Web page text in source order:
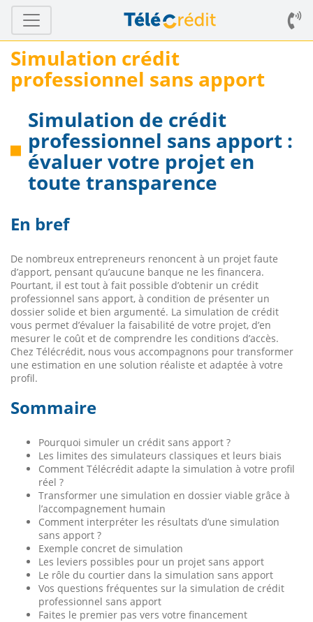
Simulation crédit
professionnel sans apport
Simulation de crédit
professionnel sans apport :
évaluer votre projet en
toute transparence
En bref
De nombreux entrepreneurs renoncent à un projet faute
d’apport, pensant qu’aucune banque ne les financera.
Pourtant, il est tout à fait possible d’obtenir un crédit
professionnel sans apport, à condition de présenter un
dossier solide et bien argumenté. La simulation de crédit
vous permet d’évaluer la faisabilité de votre projet, d’en
mesurer le coût et de comprendre les conditions d’accès.
Chez Télécrédit, nous vous accompagnons pour transformer
une estimation en une solution réaliste et adaptée à votre
profil.
Sommaire
Pourquoi simuler un crédit sans apport ?
Les limites des simulateurs classiques et leurs biais
Comment Télécrédit adapte la simulation à votre profil
réel ?
Transformer une simulation en dossier viable grâce à
l’accompagnement humain
Comment interpréter les résultats d’une simulation
sans apport ?
Exemple concret de simulation
Les leviers possibles pour un projet sans apport
Le rôle du courtier dans la simulation sans apport
Vos questions fréquentes sur la simulation de crédit
professionnel sans apport
Faites le premier pas vers votre financement